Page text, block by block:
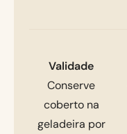
Validade
Conserve
coberto na
geladeira por